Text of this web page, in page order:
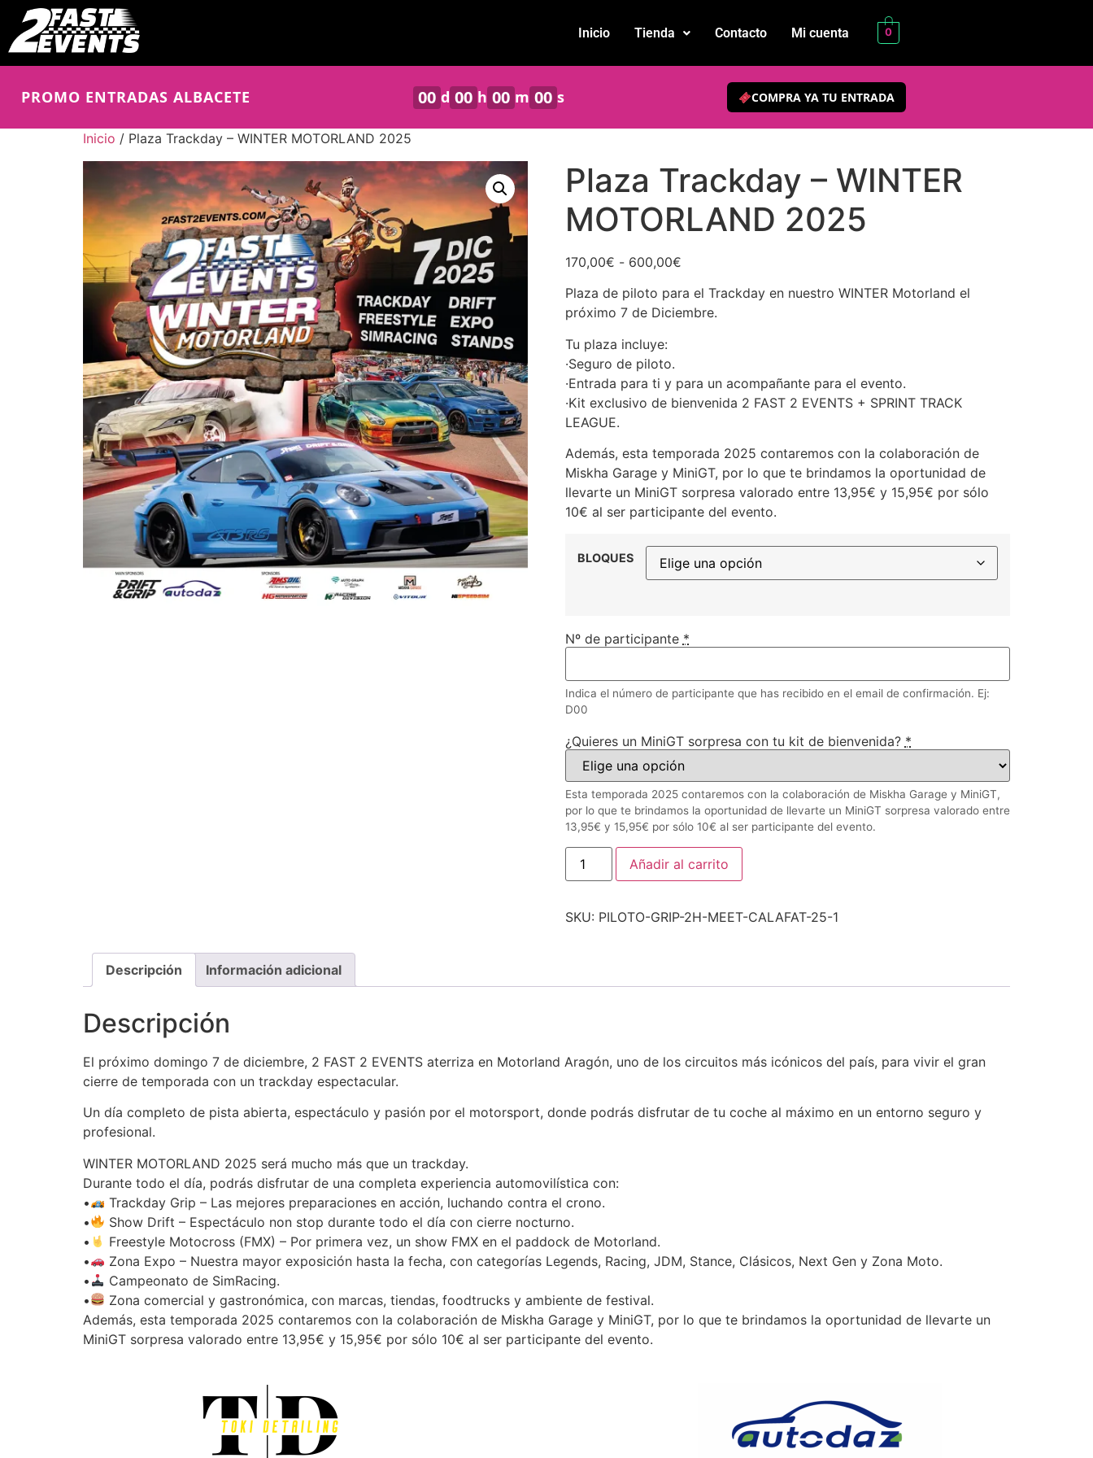
Inicio Tienda Contacto Mi cuenta 0
PROMO ENTRADAS ALBACETE 00 d 00 h 00 m 00 s COMPRA YA TU ENTRADA
Inicio / Plaza Trackday – WINTER MOTORLAND 2025
Plaza Trackday – WINTER
MOTORLAND 2025
170,00€ - 600,00€
Plaza de piloto para el Trackday en nuestro WINTER Motorland el
próximo 7 de Diciembre.
Tu plaza incluye:
·Seguro de piloto.
·Entrada para ti y para un acompañante para el evento.
·Kit exclusivo de bienvenida 2 FAST 2 EVENTS + SPRINT TRACK
LEAGUE.
Además, esta temporada 2025 contaremos con la colaboración de
Miskha Garage y MiniGT, por lo que te brindamos la oportunidad de
llevarte un MiniGT sorpresa valorado entre 13,95€ y 15,95€ por sólo
10€ al ser participante del evento.
BLOQUES
Nº de participante *
Indica el número de participante que has recibido en el email de confirmación. Ej:
D00
¿Quieres un MiniGT sorpresa con tu kit de bienvenida? *
Esta temporada 2025 contaremos con la colaboración de Miskha Garage y MiniGT,
por lo que te brindamos la oportunidad de llevarte un MiniGT sorpresa valorado entre
13,95€ y 15,95€ por sólo 10€ al ser participante del evento.
Añadir al carrito
SKU: PILOTO-GRIP-2H-MEET-CALAFAT-25-1
Descripción Información adicional
Descripción
El próximo domingo 7 de diciembre, 2 FAST 2 EVENTS aterriza en Motorland Aragón, uno de los circuitos más icónicos del país, para vivir el gran
cierre de temporada con un trackday espectacular.
Un día completo de pista abierta, espectáculo y pasión por el motorsport, donde podrás disfrutar de tu coche al máximo en un entorno seguro y
profesional.
WINTER MOTORLAND 2025 será mucho más que un trackday.
Durante todo el día, podrás disfrutar de una completa experiencia automovilística con:
•
Trackday Grip – Las mejores preparaciones en acción, luchando contra el crono.
•
Show Drift – Espectáculo non stop durante todo el día con cierre nocturno.
•
Freestyle Motocross (FMX) – Por primera vez, un show FMX en el paddock de Motorland.
•
Zona Expo – Nuestra mayor exposición hasta la fecha, con categorías Legends, Racing, JDM, Stance, Clásicos, Next Gen y Zona Moto.
•
Campeonato de SimRacing.
•
Zona comercial y gastronómica, con marcas, tiendas, foodtrucks y ambiente de festival.
Además, esta temporada 2025 contaremos con la colaboración de Miskha Garage y MiniGT, por lo que te brindamos la oportunidad de llevarte un
MiniGT sorpresa valorado entre 13,95€ y 15,95€ por sólo 10€ al ser participante del evento.